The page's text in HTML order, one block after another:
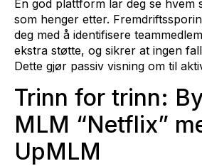
En god plattform lar deg se
som henger etter.
deg med å identifisere
ekstra støtte, og sikrer at ingen
Dette gjør passiv visning om til
Trinn for trinn:
MLM “Netflix”
UpMLM